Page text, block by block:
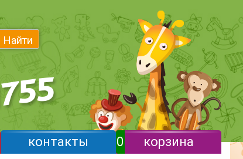
Найти
контакты 0 корзина